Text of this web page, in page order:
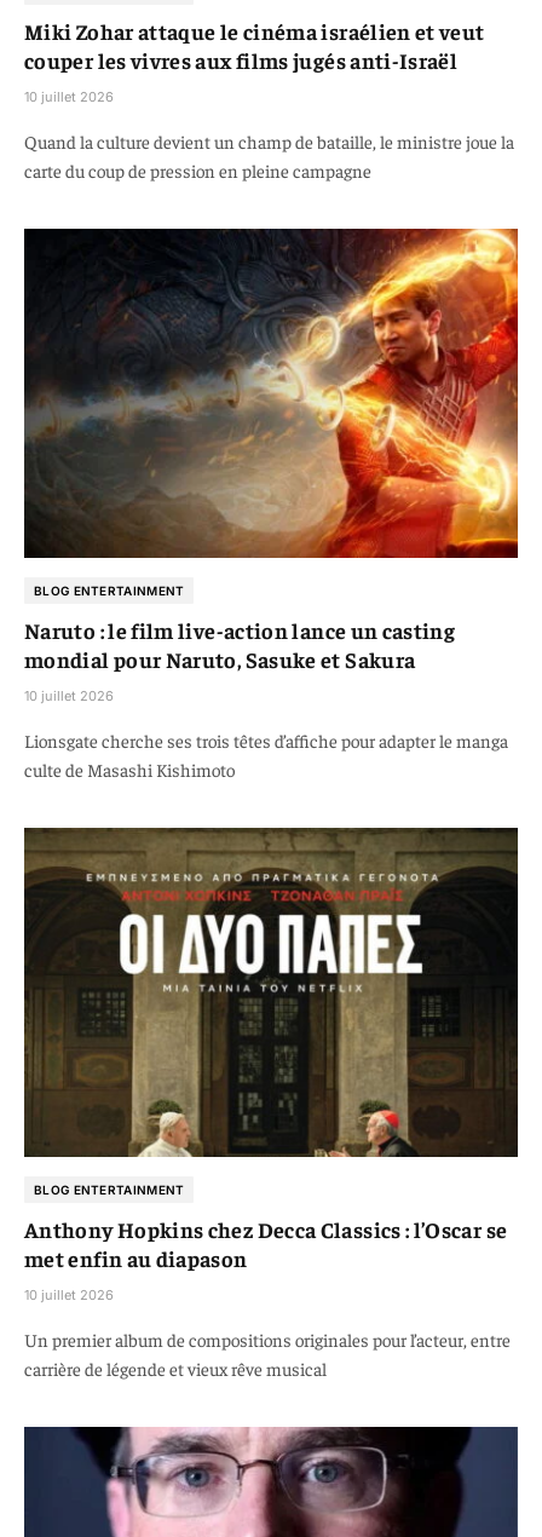
Miki Zohar attaque le cinéma israélien et veut
couper les vivres aux films jugés anti-Israël
10 juillet 2026
Quand la culture devient un champ de bataille, le ministre joue la
carte du coup de pression en pleine campagne
BLOG ENTERTAINMENT
Naruto : le film live-action lance un casting
mondial pour Naruto, Sasuke et Sakura
10 juillet 2026
Lionsgate cherche ses trois têtes d’affiche pour adapter le manga
culte de Masashi Kishimoto
BLOG ENTERTAINMENT
Anthony Hopkins chez Decca Classics : l’Oscar se
met enfin au diapason
10 juillet 2026
Un premier album de compositions originales pour l’acteur, entre
carrière de légende et vieux rêve musical